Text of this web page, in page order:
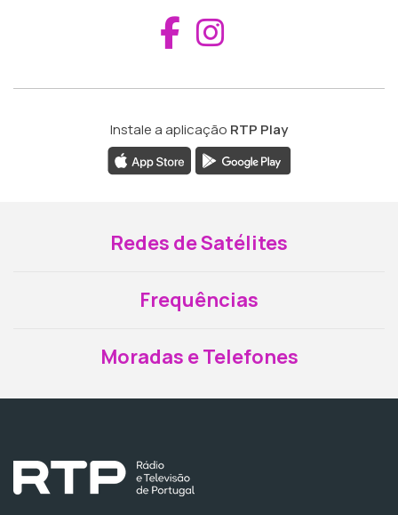
Aceder ao
Instale a aplicação RTP Play
Redes de Satélites
Frequências
Moradas e Telefones